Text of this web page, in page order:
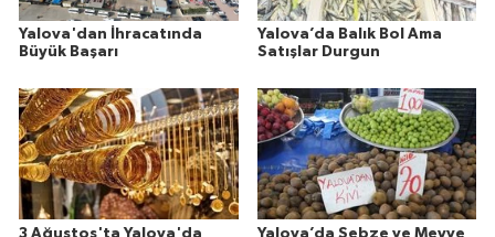
Yalova'dan İhracatında
Büyük Başarı
Yalova’da Balık Bol Ama
Satışlar Durgun
3 Ağustos'ta Yalova'da Yalova’da Sebze ve Meyve